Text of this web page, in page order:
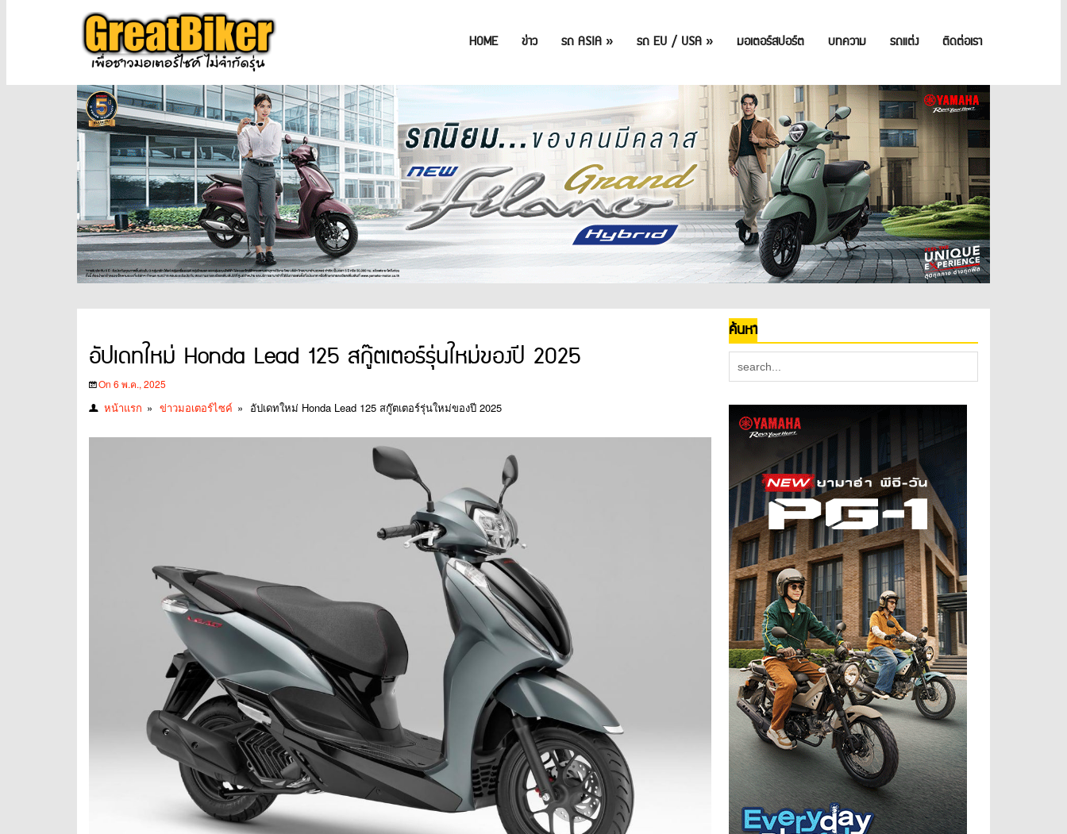
HOME ข่าว รถ ASIA » รถ EU / USA » มอเตอร์สปอร์ต บทความ รถแต่ง ติดต่อเรา
อัปเดทใหม่ Honda Lead 125 สกู๊ตเตอร์รุ่นใหม่ของปี 2025
On 6 พ.ค., 2025
หน้าแรก » ข่าวมอเตอร์ไซค์ » อัปเดทใหม่ Honda Lead 125 สกู๊ตเตอร์รุ่นใหม่ของปี 2025
ค้นหา